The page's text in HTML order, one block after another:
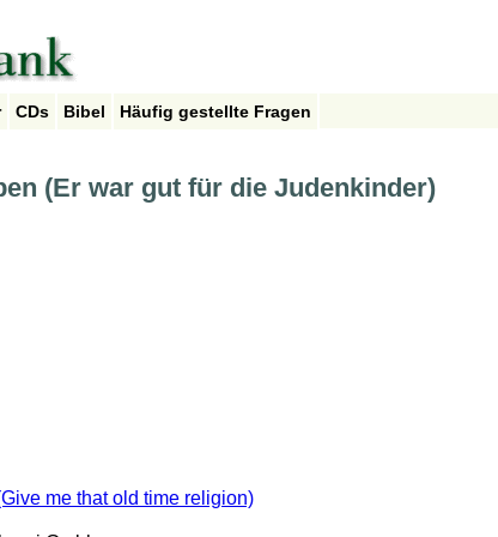
CDs Bibel Häufig gestellte Fragen
(Er war gut für die Judenkinder)
me that old time religion)